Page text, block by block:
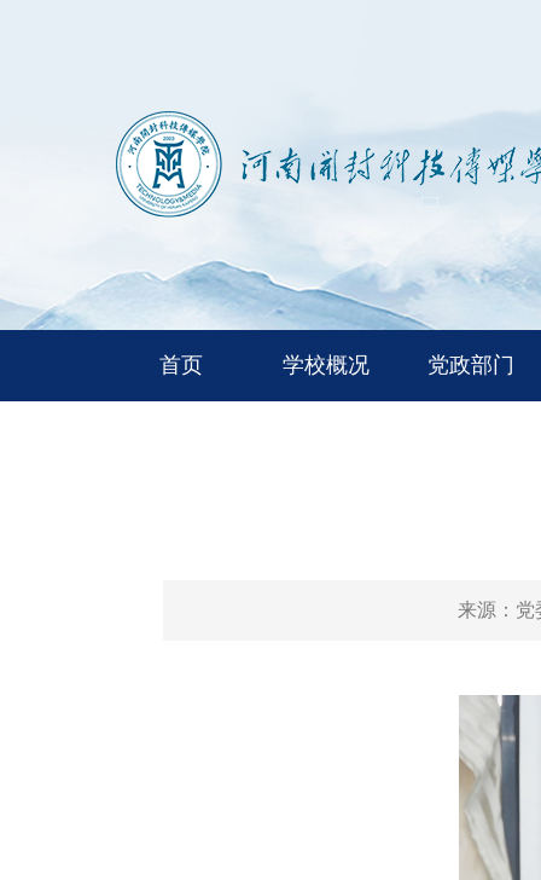
首页 学校概况 党政部门
来源： 党